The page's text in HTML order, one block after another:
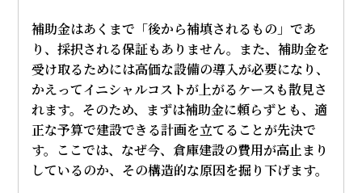
補助金はあくまで「後から補填されるもの」であ
り、採択される保証もありません。また、補助金を
受け取るためには高価な設備の導入が必要になり、
かえってイニシャルコストが上がるケースも散見さ
れます。そのため、まずは補助金に頼らずとも、適
正な予算で建設できる計画を立てることが先決で
す。ここでは、なぜ今、倉庫建設の費用が高止まり
しているのか、その構造的な原因を掘り下げます。